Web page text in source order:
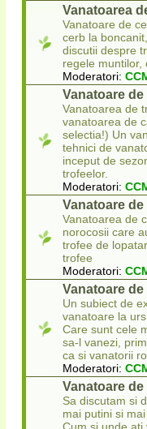
Vanatoarea
Vanatoare de
cerb la
discutii despre
regele muntilor,
Moderatori:
Vanatoare
Vanatoarea de
vanatoarea de
selectia!) Un
tehnici de
inceput de
trofeelor.
Moderatori:
Vanatoare
Vanatoarea de
norocosii care
trofee de
trofee
Moderatori:
Vanatoare
Un subiect de
vanatoare la
Care sunt cele
sa-l vanezi,
ca si vanatorii
Moderatori:
Vanatoare
Sa discutam si
mai putini si